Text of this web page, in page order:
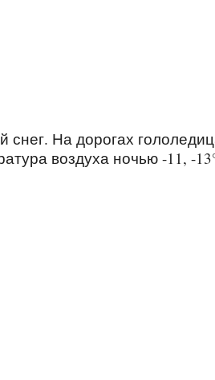
На дорогах
воздуха ночью -11, -